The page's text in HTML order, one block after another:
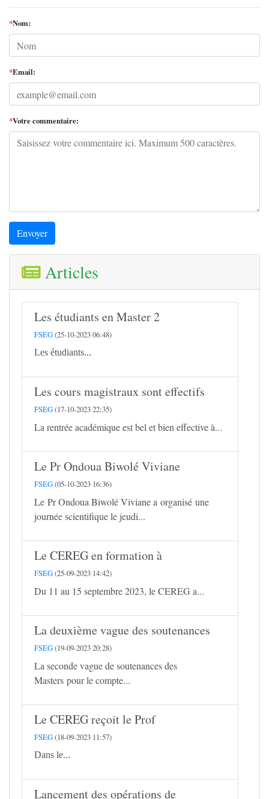
*Nom:
*Email:
*Votre commentaire:
Envoyer
Articles
Les étudiants en Master 2
FSEG(25-10-2023 06:48)
Les étudiants...
Les cours magistraux sont effectifs
FSEG(17-10-2023 22:35)
La rentrée académique est bel et bien effective à...
Le Pr Ondoua Biwolé Viviane
FSEG(05-10-2023 16:36)
Le Pr Ondoua Biwolé Viviane a organisé une
journée scientifique le jeudi...
Le CEREG en formation à
FSEG(25-09-2023 14:42)
Du 11 au 15 septembre 2023, le CEREG a...
La deuxième vague des soutenances
FSEG(19-09-2023 20:28)
La seconde vague de soutenances des
Masters pour le compte...
Le CEREG reçoit le Prof
FSEG(18-09-2023 11:57)
Dans le...
Lancement des opérations de